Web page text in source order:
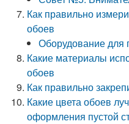
Как правильно
обоев
Оборудование для
Какие материалы
обоев
Как правильно
Какие цвета обоев
оформления пустой